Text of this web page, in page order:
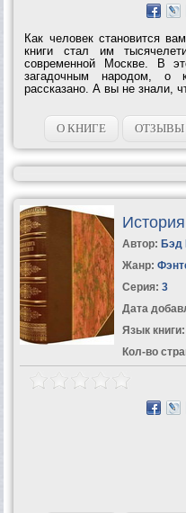
Как человек становится
книги стал им
современной Москве. В
загадочным народом, о
рассказано. А вы не знали,
О КНИГЕ ОТЗЫВЫ
Автор: Бэд
Жанр:
Серия: 3
Дата
Язык книги:
Кол-во